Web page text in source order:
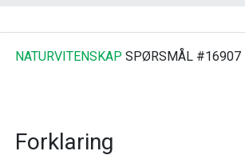
NATURVITENSKAP SPØRSMÅL #16907
Forklaring